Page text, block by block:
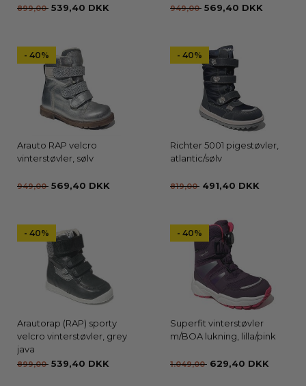
899,00 539,40 DKK 949,00 569,40 DKK
- 40%
Arauto RAP velcro
vinterstøvler, sølv
949,00 569,40 DKK
- 40%
Richter 5001 pigestøvler,
atlantic/sølv
819,00 491,40 DKK
- 40%
Arautorap (RAP) sporty
velcro vinterstøvler, grey
java
899,00 539,40 DKK
- 40%
Superfit vinterstøvler
m/BOA lukning, lilla/pink
1.049,00 629,40 DKK